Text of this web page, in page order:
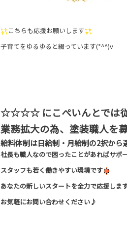
こちらも応援お願いします
子育てをゆるゆると綴っています(*^^)v
☆☆☆☆ にこぺいんとで
業務拡大の為、塗装職人を
給料体制は日給制・月給制の2択から
社長も職人なので困ったことがあればサポ
スタッフも若く働きやすい環境です
あなたの新しいスタートを全力で応援しま
お気軽にお問い合わせください♪